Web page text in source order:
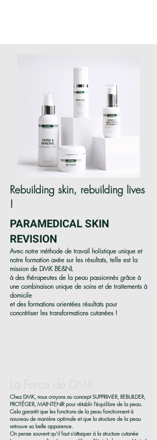
Rebuilding skin, rebuilding lives
!
PARAMEDICAL SKIN
REVISION
Avec notre méthode de travail holistique unique et
notre formation axée sur les résultats, telle est la
mission de DMK BE&NL
à des thérapeutes de la peau passionnés grâce à
une combinaison unique de soins et de traitements à
domicile
et des formations orientées résultats pour
concrétiser les transformations cutanées !
Chez DMK, nous croyons au concept SUPPRIMER, REBUILDER,
PROTÉGER, MAINTENIR pour rétablir l'équilibre de la peau.
Cela garantit que les fonctions de la peau fonctionnent à
nouveau de manière optimale et que la structure de la peau
retrouve sa belle apparence.
On pense souvent qu’il faut s’attaquer à la structure cutanée